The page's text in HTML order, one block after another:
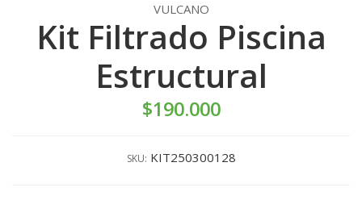
VULCANO
Kit Filtrado Piscina
Estructural
$190.000
SKU: KIT250300128